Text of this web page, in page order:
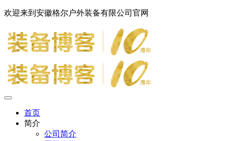
欢迎来到安徽格尔户外装备有限公司官网
首页
简介
公司简介